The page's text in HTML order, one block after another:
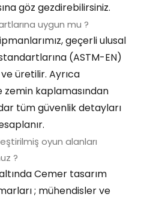
göz gezdirebilirsiniz.
uygun mu ?
geçerli ulusal
(ASTM-EN)
üretilir. Ayrıca
kaplamasından
tüm güvenlik detayları
oyun alanları
?
Cemer tasarım
; mühendisler ve